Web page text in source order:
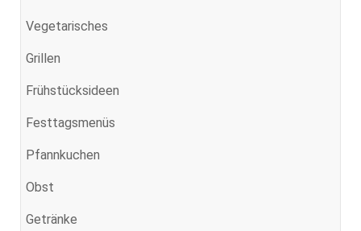
Vegetarisches
Grillen
Frühstücksideen
Festtagsmenüs
Pfannkuchen
Obst
Getränke